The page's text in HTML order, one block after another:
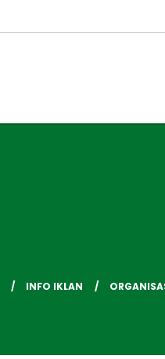
INFO IKLAN